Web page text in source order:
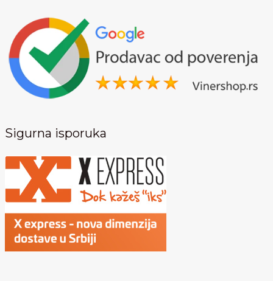
Sigurna isporuka